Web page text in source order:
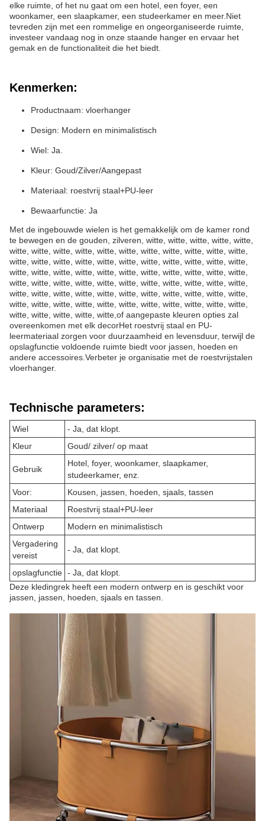
elke ruimte, of het nu gaat om een hotel, een foyer, een
woonkamer, een slaapkamer, een studeerkamer en meer.Niet
tevreden zijn met een rommelige en ongeorganiseerde ruimte,
investeer vandaag nog in onze staande hanger en ervaar het
gemak en de functionaliteit die het biedt.
Kenmerken:
Productnaam: vloerhanger
Design: Modern en minimalistisch
Wiel: Ja.
Kleur: Goud/Zilver/Aangepast
Materiaal: roestvrij staal+PU-leer
Bewaarfunctie: Ja
Met de ingebouwde wielen is het gemakkelijk om de kamer rond
te bewegen en de gouden, zilveren, witte, witte, witte, witte, witte,
witte, witte, witte, witte, witte, witte, witte, witte, witte, witte, witte,
witte, witte, witte, witte, witte, witte, witte, witte, witte, witte, witte,
witte, witte, witte, witte, witte, witte, witte, witte, witte, witte, witte,
witte, witte, witte, witte, witte, witte, witte, witte, witte, witte, witte,
witte, witte, witte, witte, witte, witte, witte, witte, witte, witte, witte,
witte, witte, witte, witte, witte, witte, witte, witte, witte, witte, witte,
witte, witte, witte, witte, witte,of aangepaste kleuren opties zal
overeenkomen met elk decorHet roestvrij staal en PU-
leermateriaal zorgen voor duurzaamheid en levensduur, terwijl de
opslagfunctie voldoende ruimte biedt voor jassen, hoeden en
andere accessoires.Verbeter je organisatie met de roestvrijstalen
vloerhanger.
Technische parameters:
Wiel
- Ja, dat klopt.
Kleur
Goud/ zilver/ op maat
Gebruik
Hotel, foyer, woonkamer, slaapkamer,
studeerkamer, enz.
Voor:
Kousen, jassen, hoeden, sjaals, tassen
Materiaal
Roestvrij staal+PU-leer
Ontwerp
Modern en minimalistisch
Vergadering
vereist
- Ja, dat klopt.
opslagfunctie - Ja, dat klopt.
Deze kledingrek heeft een modern ontwerp en is geschikt voor
jassen, jassen, hoeden, sjaals en tassen.